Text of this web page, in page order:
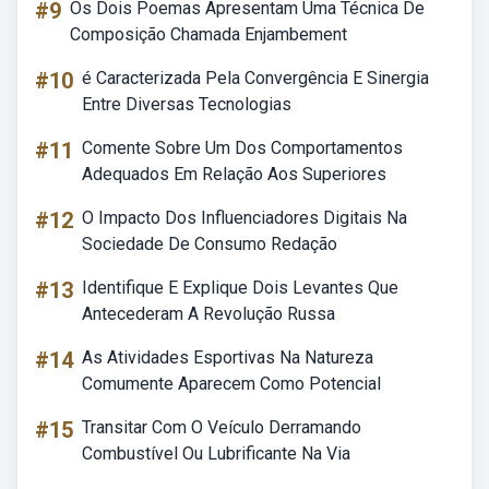
#9 Os Dois Poemas Apresentam Uma Técnica De
Composição Chamada Enjambement
#10 é Caracterizada Pela Convergência E Sinergia
Entre Diversas Tecnologias
#11 Comente Sobre Um Dos Comportamentos
Adequados Em Relação Aos Superiores
#12 O Impacto Dos Influenciadores Digitais Na
Sociedade De Consumo Redação
#13 Identifique E Explique Dois Levantes Que
Antecederam A Revolução Russa
#14 As Atividades Esportivas Na Natureza
Comumente Aparecem Como Potencial
#15 Transitar Com O Veículo Derramando
Combustível Ou Lubrificante Na Via